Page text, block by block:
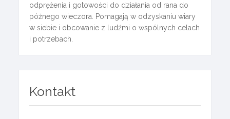
odprężenia i gotowości do działania od rana do
późnego wieczora. Pomagają w odzyskaniu wiary
w siebie i obcowanie z ludźmi o wspólnych celach
i potrzebach.
Kontakt